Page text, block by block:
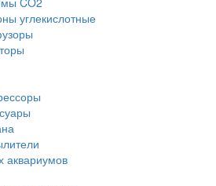
углекислотные
аквариумов